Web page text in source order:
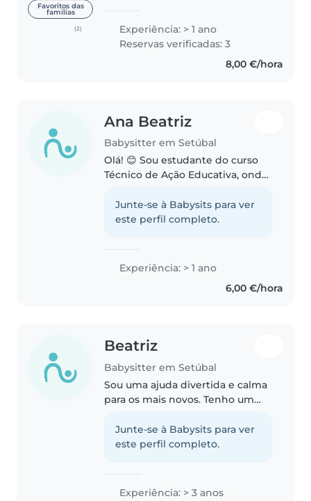
Favoritos das
famílias
(2)
da Saúde. Esta formação tem
sido essencial para o meu
Experiência: > 1 ano
Reservas verificadas: 3
8,00 €/hora
Ana Beatriz
Babysitter em Setúbal
Olá! 😊 Sou estudante do curso
Técnico de Ação Educativa, onde
desenvolvimento infantil, os
cuidados, o bem-estar e o
Junte-se à Babysits para ver
este perfil completo.
Experiência: > 1 ano
6,00 €/hora
Beatriz
Babysitter em Setúbal
Sou uma ajuda divertida e calma
para os mais novos. Tenho um
bebés e crianças pequenas,
adoro ler e música. Sou boa com
Junte-se à Babysits para ver
este perfil completo.
Experiência: > 3 anos